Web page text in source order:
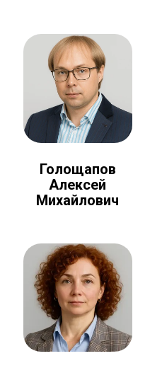
Голощапов
Алексей
Михайлович